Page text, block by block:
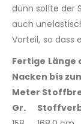
dünn sollte der
auch
Vorteil, so dass
Fertige Länge
Nacken bis
Meter
Gr.